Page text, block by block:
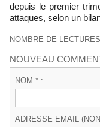
depuis le premier
attaques, selon un
NOMBRE DE
NOUVEAU
NOM * :
ADRESSE EMAIL